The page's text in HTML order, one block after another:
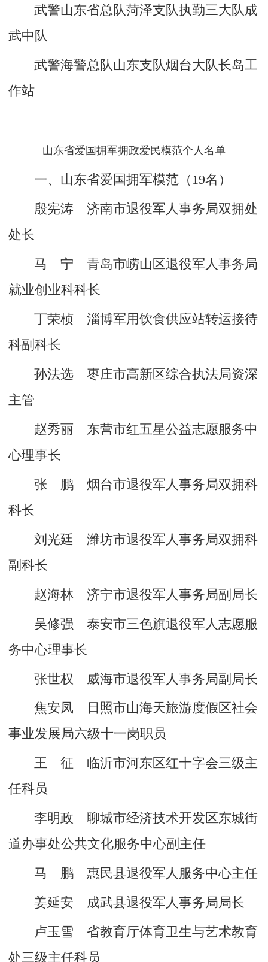
武警山东省总队菏泽支队执勤三大队成
武中队
武警海警总队山东支队烟台大队长岛工
作站
山东省爱国拥军拥政爱民模范个人名单
一、山东省爱国拥军模范（19名）
殷宪涛 济南市退役军人事务局双拥处
处长
马 宁 青岛市崂山区退役军人事务局
就业创业科科长
丁荣桢 淄博军用饮食供应站转运接待
科副科长
孙法选 枣庄市高新区综合执法局资深
主管
赵秀丽 东营市红五星公益志愿服务中
心理事长
张 鹏 烟台市退役军人事务局双拥科
科长
刘光廷 潍坊市退役军人事务局双拥科
副科长
赵海林 济宁市退役军人事务局副局长
吴修强 泰安市三色旗退役军人志愿服
务中心理事长
张世权 威海市退役军人事务局副局长
焦安凤 日照市山海天旅游度假区社会
事业发展局六级十一岗职员
王 征 临沂市河东区红十字会三级主
任科员
李明政 聊城市经济技术开发区东城街
道办事处公共文化服务中心副主任
马 鹏 惠民县退役军人服务中心主任
姜延安 成武县退役军人事务局局长
卢玉雪 省教育厅体育卫生与艺术教育
处三级主任科员